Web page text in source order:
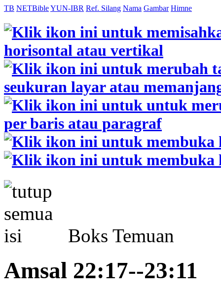
TB NETBibleYUN-IBR Ref. Silang Nama Gambar Himne
Boks Temuan
Amsal 22:17--23:11